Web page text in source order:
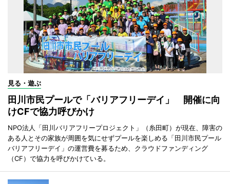
見る・遊ぶ
田川市民プールで「バリアフリーデイ」 開催に向
けCFで協力呼びかけ
NPO法人「田川バリアフリープロジェクト」（糸田町）が現在、障害の
ある人とその家族が周囲を気にせずプールを楽しめる「田川市民プール
バリアフリーデイ」の運営費を募るため、クラウドファンディング
（CF）で協力を呼びかけている。